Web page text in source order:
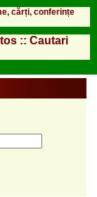
cărți, conferințe
:: Cautari